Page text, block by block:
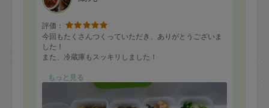
評価：
今回もたくさんつくっていただき、ありがとうございま
した！
また、冷蔵庫もスッキリしました！
早速、鮭のスープや鶏肉と野菜のキャベツ巻など食べま
とてもおいしかったです。
もっと見る